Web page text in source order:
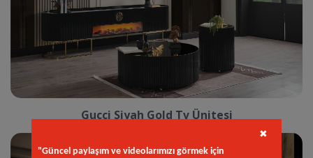
Gucci Siyah Gold Tv Ünitesi
"Güncel paylaşım ve videolarımızı görmek için
✖